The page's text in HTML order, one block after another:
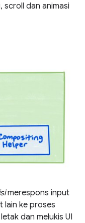
dan animasi
merespons input
lain ke proses
dan melukis UI